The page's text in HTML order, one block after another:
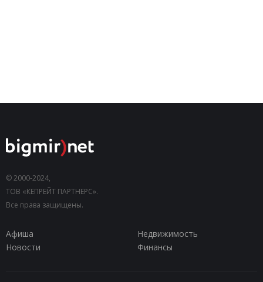
© 2000-2024,
ТОВ «КЕПРЕЙТ ПАРТНЕРС».
Все права защищены.
Афиша
Недвижимость
Новости
Финансы